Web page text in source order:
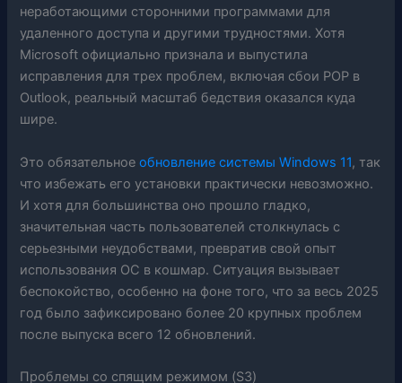
неработающими сторонними программами для
удаленного доступа и другими трудностями. Хотя
Microsoft официально признала и выпустила
исправления для трех проблем, включая сбои POP в
Outlook, реальный масштаб бедствия оказался куда
шире.
Это обязательноеобновление системы Windows 11, так
что избежать его установки практически невозможно.
И хотя для большинства оно прошло гладко,
значительная часть пользователей столкнулась с
серьезными неудобствами, превратив свой опыт
использования ОС в кошмар. Ситуация вызывает
беспокойство, особенно на фоне того, что за весь 2025
год было зафиксировано более 20 крупных проблем
после выпуска всего 12 обновлений.
Проблемы со спящим режимом (S3)